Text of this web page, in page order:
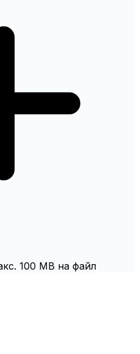
100 MB на файл